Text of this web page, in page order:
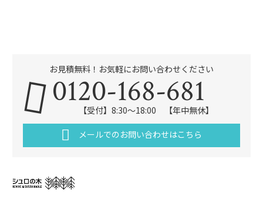
お見積無料！お気軽にお問い合わせください
0120-168-681
【受付】8:30～18:00 【年中無休】
メールでのお問い合わせはこちら